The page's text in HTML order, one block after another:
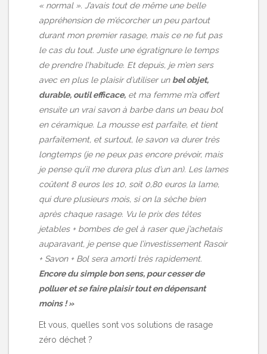
« normal ». J’avais tout de même une belle
appréhension de m’écorcher un peu partout
durant mon premier rasage, mais ce ne fut pas
le cas du tout. Juste une égratignure le temps
de prendre l’habitude. Et depuis, je m’en sers
avec en plus le plaisir d’utiliser un bel objet,
durable, outil efficace, et ma femme m’a offert
ensuite un vrai savon à barbe dans un beau bol
en céramique. La mousse est parfaite, et tient
parfaitement, et surtout, le savon va durer très
longtemps (je ne peux pas encore prévoir, mais
je pense qu’il me durera plus d’un an). Les lames
coûtent 8 euros les 10, soit 0,80 euros la lame,
qui dure plusieurs mois, si on la sèche bien
après chaque rasage. Vu le prix des têtes
jetables + bombes de gel à raser que j’achetais
auparavant, je pense que l’investissement Rasoir
+ Savon + Bol sera amorti très rapidement.
Encore du simple bon sens, pour cesser de
polluer et se faire plaisir tout en dépensant
moins ! »
Et vous, quelles sont vos solutions de rasage
zéro déchet ?